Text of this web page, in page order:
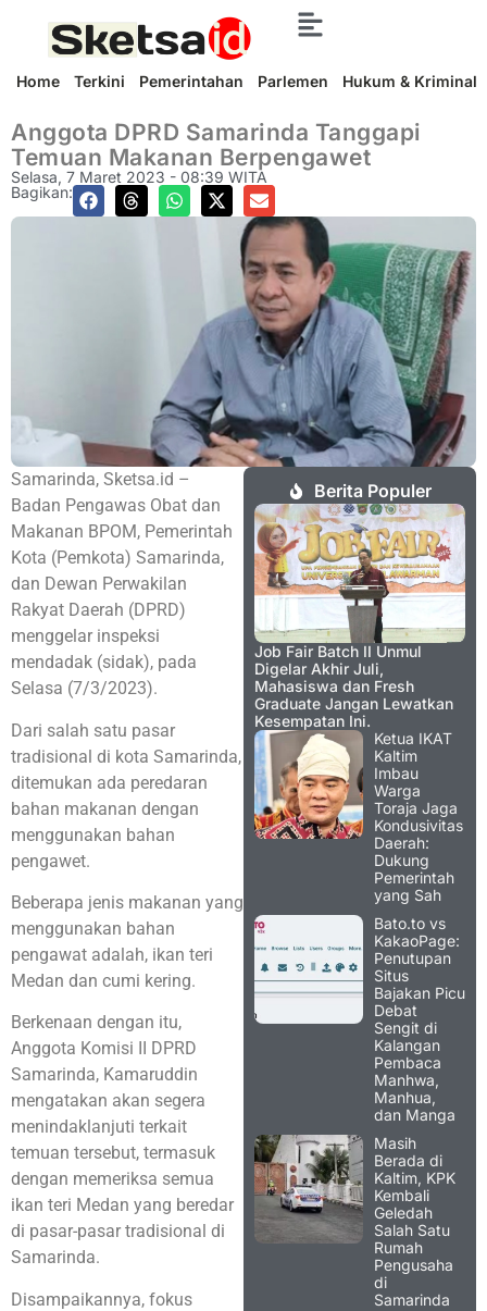
Home Terkini Pemerintahan Parlemen Hukum & Kriminal
Anggota DPRD Samarinda Tanggapi
Temuan Makanan Berpengawet
Selasa, 7 Maret 2023 - 08:39 WITA
Bagikan:
Samarinda, Sketsa.id –
Badan Pengawas Obat dan
Makanan BPOM, Pemerintah
Kota (Pemkota) Samarinda,
dan Dewan Perwakilan
Rakyat Daerah (DPRD)
menggelar inspeksi
mendadak (sidak), pada
Selasa (7/3/2023).
Dari salah satu pasar
tradisional di kota Samarinda,
ditemukan ada peredaran
bahan makanan dengan
menggunakan bahan
pengawet.
Beberapa jenis makanan yang
menggunakan bahan
pengawat adalah, ikan teri
Medan dan cumi kering.
Berkenaan dengan itu,
Anggota Komisi II DPRD
Samarinda, Kamaruddin
mengatakan akan segera
menindaklanjuti terkait
temuan tersebut, termasuk
dengan memeriksa semua
ikan teri Medan yang beredar
di pasar-pasar tradisional di
Samarinda.
Disampaikannya, fokus
Berita Populer
Job Fair Batch II Unmul
Digelar Akhir Juli,
Mahasiswa dan Fresh
Graduate Jangan Lewatkan
Kesempatan Ini.
Ketua IKAT
Kaltim
Imbau
Warga
Toraja Jaga
Kondusivitas
Daerah:
Dukung
Pemerintah
yang Sah
Bato.to vs
KakaoPage:
Penutupan
Situs
Bajakan Picu
Debat
Sengit di
Kalangan
Pembaca
Manhwa,
Manhua,
dan Manga
Masih
Berada di
Kaltim, KPK
Kembali
Geledah
Salah Satu
Rumah
Pengusaha
di
Samarinda